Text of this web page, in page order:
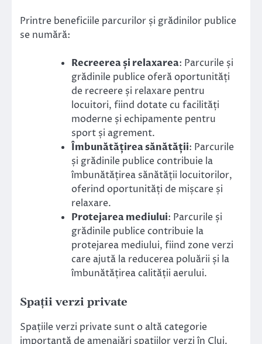
Printre beneficiile parcurilor și grădinilor publice
se numără:
Recreerea și relaxarea: Parcurile și
grădinile publice oferă oportunități
de recreere și relaxare pentru
locuitori, fiind dotate cu facilități
moderne și echipamente pentru
sport și agrement.
Îmbunătățirea sănătății: Parcurile
și grădinile publice contribuie la
îmbunătățirea sănătății locuitorilor,
oferind oportunități de mișcare și
relaxare.
Protejarea mediului: Parcurile și
grădinile publice contribuie la
protejarea mediului, fiind zone verzi
care ajută la reducerea poluării și la
îmbunătățirea calității aerului.
Spații verzi private
Spațiile verzi private sunt o altă categorie
importantă de amenajări spațiilor verzi în Cluj.